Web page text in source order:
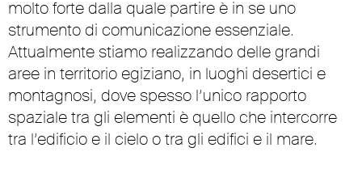
molto forte dalla quale partire è in se uno
strumento di comunicazione essenziale.
Attualmente stiamo realizzando delle grandi
aree in territorio egiziano, in luoghi desertici e
montagnosi, dove spesso l’unico rapporto
spaziale tra gli elementi è quello che intercorre
tra l’edificio e il cielo o tra gli edifici e il mare.